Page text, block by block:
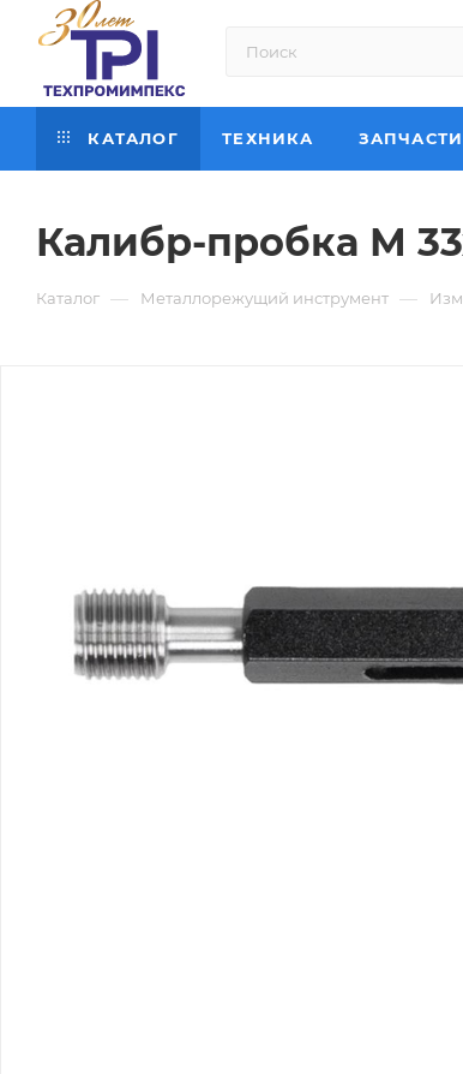
КАТАЛОГ ТЕХНИКА
Калибр-пробка М
Каталог — Металлорежущий инструмент —